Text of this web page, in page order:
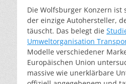
Die Wolfsburger Konzern ist
der einzige Autohersteller,
täuscht. Das belegt die
Umweltorganisation
Modelle verschiedener
Europäischen Union
massive wie unerklärbare